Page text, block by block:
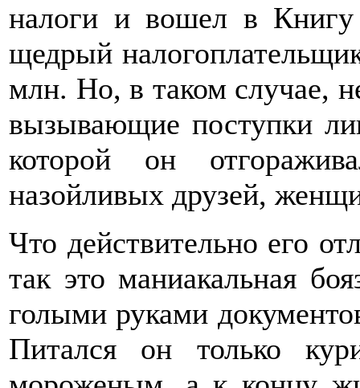
налоги и вошел в Книгу
щедрый
млн. Но, в таком случае,
вызывающие поступки
которой он
назойливых друзей,
Что действительно его
так это маниакальная
голыми руками
Питался он только